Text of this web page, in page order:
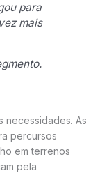
para
mais
necessidades. As
percursos
em terrenos
pela